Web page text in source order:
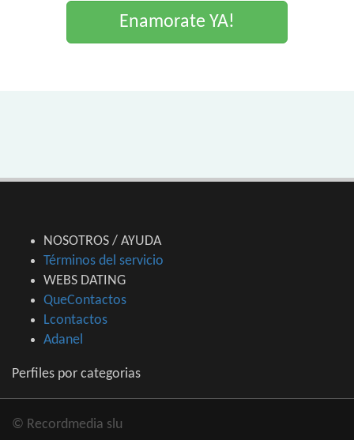
Enamorate YA!
NOSOTROS / AYUDA
Términos del servicio
WEBS DATING
QueContactos
Lcontactos
Adanel
Perfiles por categorias
© Recordmedia slu